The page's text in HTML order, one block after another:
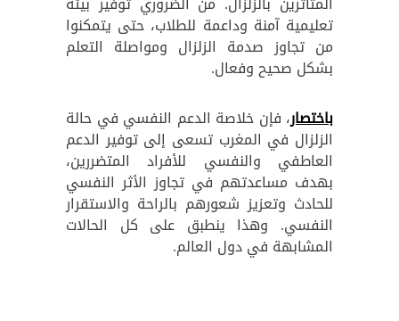
تعليمية آمنة وداعمة للطلاب، حتى يتمكنوا
من تجاوز صدمة الزلزال ومواصلة التعلم
بشكل صحيح وفعال.
باختصار، فإن خلاصة الدعم النفسي في حالة
الزلزال في المغرب تسعى إلى توفير الدعم
العاطفي والنفسي للأفراد المتضررين،
بهدف مساعدتهم في تجاوز الأثر النفسي
للحادث وتعزيز شعورهم بالراحة والاستقرار
النفسي. وهذا ينطبق على كل الحالات
المشابهة في دول العالم.